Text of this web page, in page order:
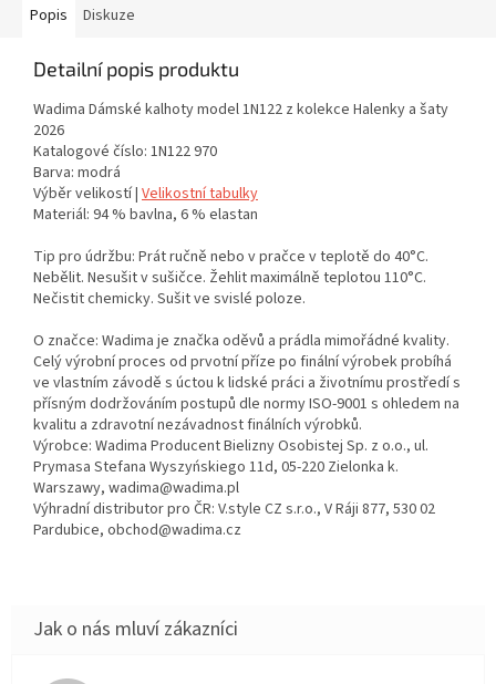
Popis Diskuze
Detailní popis produktu
Wadima Dámské kalhoty model 1N122 z kolekce Halenky a šaty
2026
Katalogové číslo: 1N122 970
Barva: modrá
Výběr velikostí | Velikostní tabulky
Materiál: 94 % bavlna, 6 % elastan
Tip pro údržbu: Prát ručně nebo v pračce v teplotě do 40°C.
Nebělit. Nesušit v sušičce. Žehlit maximálně teplotou 110°C.
Nečistit chemicky. Sušit ve svislé poloze.
O značce: Wadima je značka oděvů a prádla mimořádné kvality.
Celý výrobní proces od prvotní příze po finální výrobek probíhá
ve vlastním závodě s úctou k lidské práci a životnímu prostředí s
přísným dodržováním postupů dle normy ISO-9001 s ohledem na
kvalitu a zdravotní nezávadnost finálních výrobků.
Výrobce: Wadima Producent Bielizny Osobistej Sp. z o.o., ul.
Prymasa Stefana Wyszyńskiego 11d, 05-220 Zielonka k.
Warszawy, wadima@wadima.pl
Výhradní distributor pro ČR: V.style CZ s.r.o., V Ráji 877, 530 02
Pardubice, obchod@wadima.cz